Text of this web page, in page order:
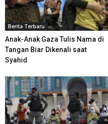
Berita Terbaru
Anak-Anak Gaza Tulis Nama di
Tangan Biar Dikenali saat
Syahid